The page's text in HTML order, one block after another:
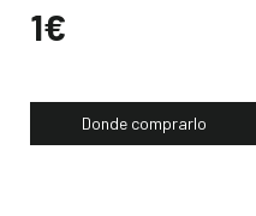
Precio
1€
Donde comprarlo